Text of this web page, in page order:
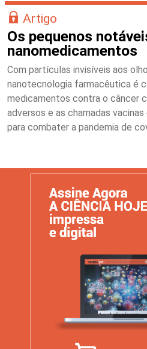
Artigo
Os pequenos
nanomedicamentos
Com partículas invisíveis aos
nanotecnologia farmacêutica é
medicamentos contra o câncer
adversos e as chamadas
para combater a pandemia de